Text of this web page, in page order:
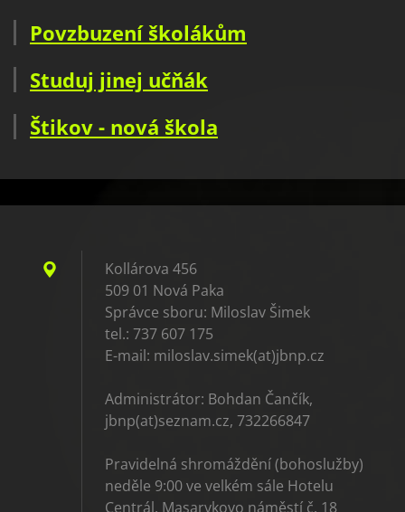
Povzbuzení školákům
Studuj jinej učňák
Štikov - nová škola
Kollárova 456
509 01 Nová Paka
Správce sboru: Miloslav Šimek
tel.: 737 607 175
E-mail: miloslav.simek(at)jbnp.cz
Administrátor: Bohdan Čančík,
jbnp(at)seznam.cz, 732266847
Pravidelná shromáždění (bohoslužby)
neděle 9:00 ve velkém sále Hotelu
Centrál, Masarykovo náměstí č. 18